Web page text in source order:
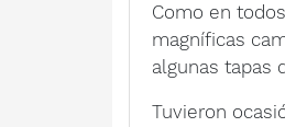
Como en
magníficas
algunas tapas
Tuvieron